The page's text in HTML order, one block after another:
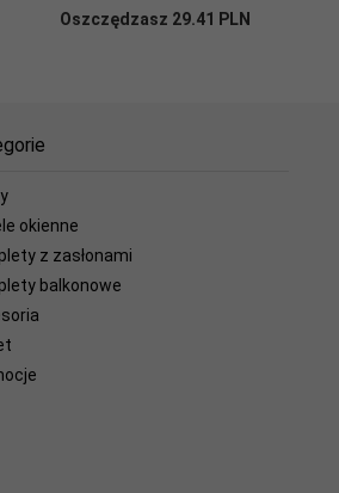
Oszczędzasz 29.41 PLN
okienne
z zasłonami
balkonowe